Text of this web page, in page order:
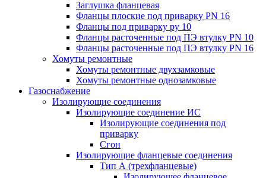
Заглушка фланцевая
Фланцы плоские под приварку PN 16
Фланцы под приварку ру 10
Фланцы расточенные под ПЭ втулку PN 10
Фланцы расточенные под ПЭ втулку PN 16
Хомуты ремонтные
Хомуты ремонтные двухзамковые
Хомуты ремонтные однозамковые
Газоснабжение
Изолирующие соединения
Изолирующие соединение ИС
Изолирующие соединения под
приварку
Сгон
Изолирующие фланцевые соединения
Тип А (трехфланцевые)